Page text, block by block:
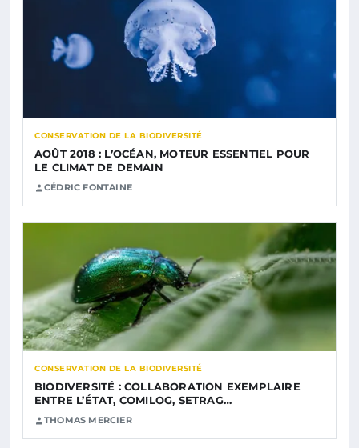
CONSERVATION DE LA BIODIVERSITÉ
AOÛT 2018 : L’OCÉAN, MOTEUR ESSENTIEL POUR
LE CLIMAT DE DEMAIN
CÉDRIC FONTAINE
CONSERVATION DE LA BIODIVERSITÉ
BIODIVERSITÉ : COLLABORATION EXEMPLAIRE
ENTRE L’ÉTAT, COMILOG, SETRAG…
THOMAS MERCIER